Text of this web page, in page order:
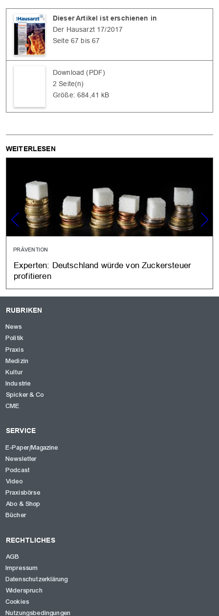
Dieser Artikel ist erschienen in
Der Hausarzt 17/2017
Seite 67 bis 67
Download (PDF)
2 Seite(n)
Größe: 684,41 kB
WEITERLESEN
PRÄVENTION
Experten: Deutschland würde von Zuckersteuer
profitieren
RUBRIKEN
News
Politik
Praxis
Medizin
Kultur
Industrie
Spicker & Co
CME
SERVICE
E-Paper/Magazine
Newsletter
Podcast
Video
Praxisbörse
Abo & Shop
Bücher
RECHTLICHES
AGB
Impressum
Datenschutzerklärung
Widerspruch
Cookies
Nutzungsbedingungen